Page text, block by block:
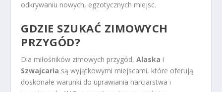
odkrywaniu nowych, egzotycznych miejsc.
GDZIE SZUKAĆ ZIMOWYCH
PRZYGÓD?
Dla miłośników zimowych przygód,Alaska i
Szwajcaria są wyjątkowymi miejscami, które oferują
doskonałe warunki do uprawiania narciarstwa i